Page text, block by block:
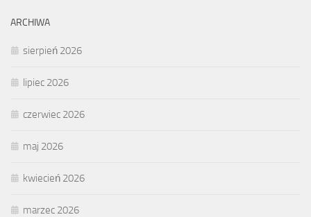
ARCHIWA
sierpień 2026
lipiec 2026
czerwiec 2026
maj 2026
kwiecień 2026
marzec 2026